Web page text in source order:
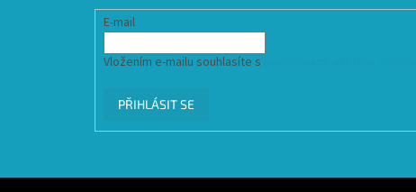
E-mail
Vložením e-mailu souhlasíte s
PŘIHLÁSIT SE